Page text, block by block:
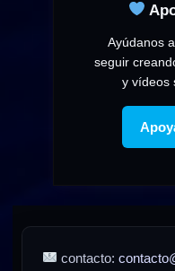
Ayúdanos
seguir
y vídeos
contacto: